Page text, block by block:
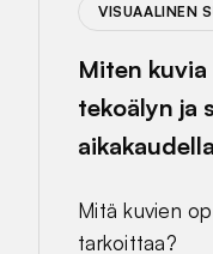
VISUAALINEN
Miten
tekoälyn ja
Mitä kuvien
tarkoittaa?